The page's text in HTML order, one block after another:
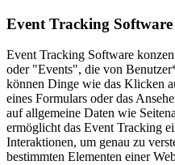
Event Tracking Software
Event Tracking Software
oder "Events", die von
können Dinge wie das Klicken
eines Formulars oder das
auf allgemeine Daten wie
ermöglicht das Event Tracking
Interaktionen, um genau zu
bestimmten Elementen einer